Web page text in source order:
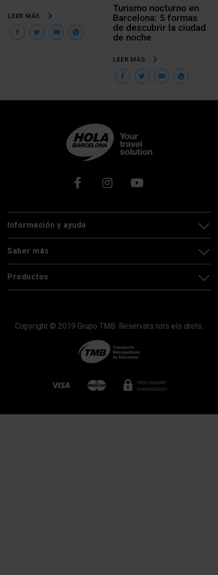
LEER MÁS
Facebook
Twitter
EmailWhatsApp
Turismo nocturno en
Barcelona: 5 formas
de descubrir la ciudad
de noche
LEER MÁS
Facebook
Twitter
Email
Xarxes socials
Información y ayuda
Saber más
Productos
Copyright © 2019 Grupo TMB. Reservats tots els drets.